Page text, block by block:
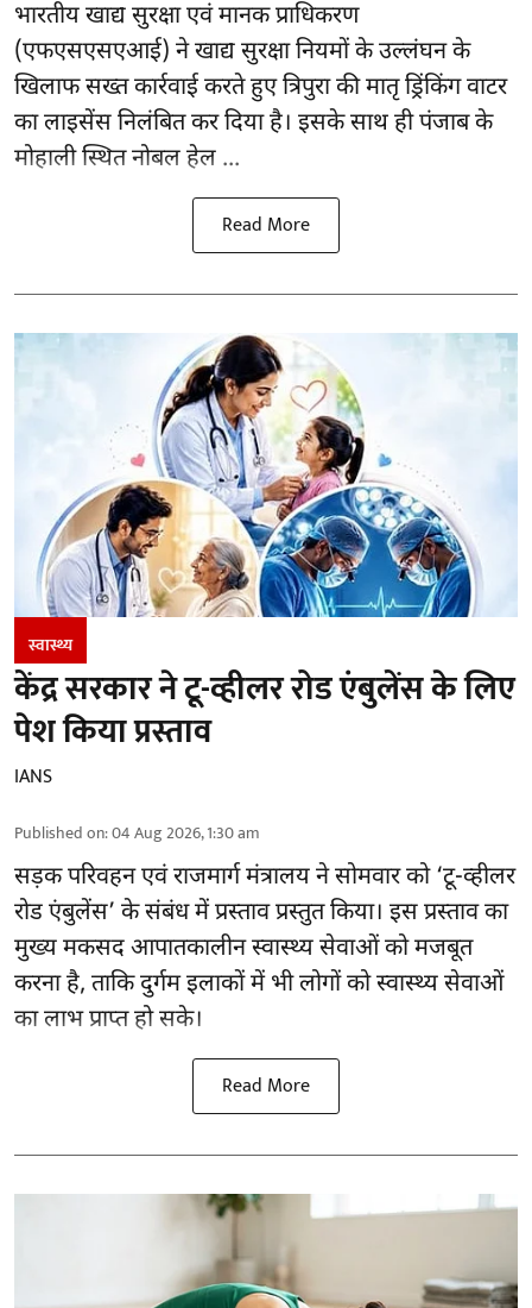
भारतीय खाद्य सुरक्षा एवं मानक प्राधिकरण
(एफएसएसएआई) ने खाद्य सुरक्षा नियमों के उल्लंघन के
खिलाफ सख्त कार्रवाई करते हुए त्रिपुरा की मातृ ड्रिंकिंग वाटर
का लाइसेंस निलंबित कर दिया है। इसके साथ ही पंजाब के
मोहाली स्थित नोबल हेल ...
Read More
स्वास्थ्य
केंद्र सरकार ने टू-व्हीलर रोड एंबुलेंस के लिए
पेश किया प्रस्ताव
IANS
Published on:04 Aug 2026, 1:30 am
सड़क परिवहन एवं राजमार्ग मंत्रालय ने सोमवार को ‘टू-व्हीलर
रोड एंबुलेंस’ के संबंध में प्रस्ताव प्रस्तुत किया। इस प्रस्ताव का
मुख्य मकसद आपातकालीन स्वास्थ्य सेवाओं को मजबूत
करना है, ताकि दुर्गम इलाकों में भी लोगों को स्वास्थ्य सेवाओं
का लाभ प्राप्त हो सके।
Read More